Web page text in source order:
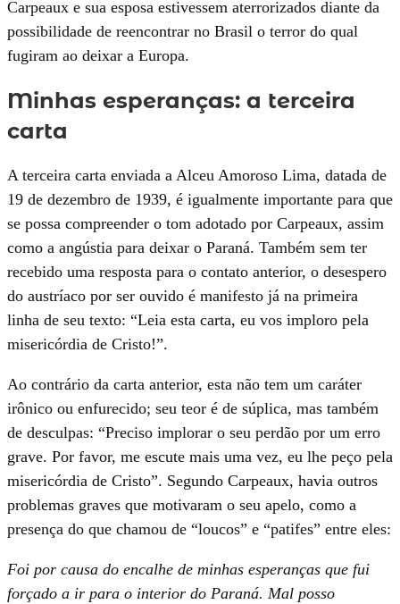
Carpeaux e sua esposa estivessem aterrorizados diante da
possibilidade de reencontrar no Brasil o terror do qual
fugiram ao deixar a Europa.
Minhas esperanças: a terceira
carta
A terceira carta enviada a Alceu Amoroso Lima, datada de
19 de dezembro de 1939, é igualmente importante para que
se possa compreender o tom adotado por Carpeaux, assim
como a angústia para deixar o Paraná. Também sem ter
recebido uma resposta para o contato anterior, o desespero
do austríaco por ser ouvido é manifesto já na primeira
linha de seu texto: “Leia esta carta, eu vos imploro pela
misericórdia de Cristo!”.
Ao contrário da carta anterior, esta não tem um caráter
irônico ou enfurecido; seu teor é de súplica, mas também
de desculpas: “Preciso implorar o seu perdão por um erro
grave. Por favor, me escute mais uma vez, eu lhe peço pela
misericórdia de Cristo”. Segundo Carpeaux, havia outros
problemas graves que motivaram o seu apelo, como a
presença do que chamou de “loucos” e “patifes” entre eles:
Foi por causa do encalhe de minhas esperanças que fui
forçado a ir para o interior do Paraná. Mal posso